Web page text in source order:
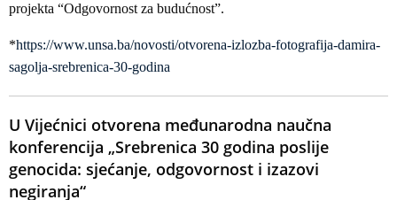
projekta “Odgovornost za budućnost”.
*https://www.unsa.ba/novosti/otvorena-izlozba-fotografija-damira-
sagolja-srebrenica-30-godina
U Vijećnici otvorena međunarodna naučna
konferencija „Srebrenica 30 godina poslije
genocida: sjećanje, odgovornost i izazovi
negiranja“